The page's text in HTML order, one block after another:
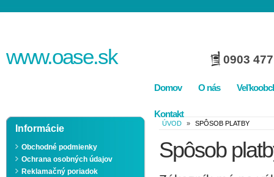
www.oase.sk 0903
Domov O nás
Kontakt
Informácie
Obchodné podmienky
Ochrana osobných údajov
Reklamačný poriadok
ÚVOD » SPÔSOB PLATBY
Spôsob